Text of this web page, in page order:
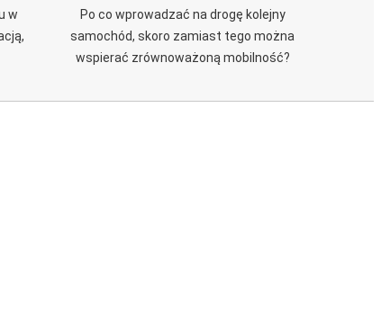
w
Po co wprowadzać na drogę kolejny
samochód, skoro zamiast tego można
wspierać zrównoważoną mobilność?